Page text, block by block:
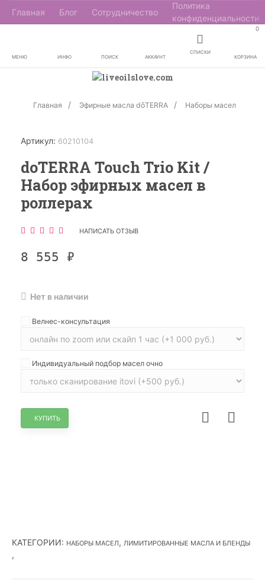
Главная Блог Сотрудничество
Политика
конфиденциальности
МЕНЮ ИНФО ПОИСК АККАУНТ
СПИСКИ
0
КОРЗИНА
Главная Эфирные масла dōTERRA Наборы масел
Артикул: 60210104
doTERRA Touch Trio Kit /
Набор эфирных масел в
роллерах
НАПИСАТЬ ОТЗЫВ
8 555 ₽
Нет в наличии
Велнес-консультация
Индивидуальный подбор масел очно
КУПИТЬ
КАТЕГОРИИ: НАБОРЫ МАСЕЛ, ЛИМИТИРОВАННЫЕ МАСЛА И БЛЕНДЫ
,